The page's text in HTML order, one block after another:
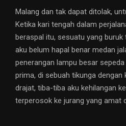
Malang dan tak dapat ditolak,
Ketika kari tengah dalam
beraspal itu, sesuatu yang buruk
aku belum hapal benar medan
penerangan lampu besar
prima, di sebuah tikunga dengan
drajat, tiba-tiba aku kehilangan
terperosok ke jurang yang amat